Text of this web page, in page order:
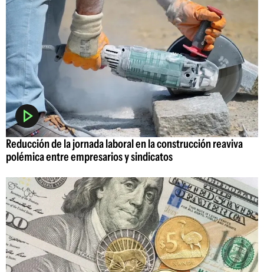
Reducción de la jornada laboral en la construcción reaviva
polémica entre empresarios y sindicatos